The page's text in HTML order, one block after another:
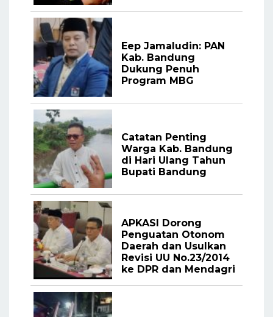
Eep Jamaludin: PAN
Kab. Bandung
Dukung Penuh
Program MBG
Catatan Penting
Warga Kab. Bandung
di Hari Ulang Tahun
Bupati Bandung
APKASI Dorong
Penguatan Otonom
Daerah dan Usulkan
Revisi UU No.23/2014
ke DPR dan Mendagri